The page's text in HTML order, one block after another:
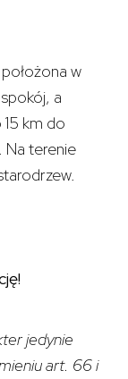
w
a
km do
Na terenie
jedynie
art. 66 i